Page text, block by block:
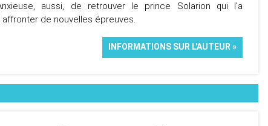
aussi, de retrouver le prince Solarion qui l'a
de nouvelles épreuves.
INFORMATIONS SUR L'AUTEUR »